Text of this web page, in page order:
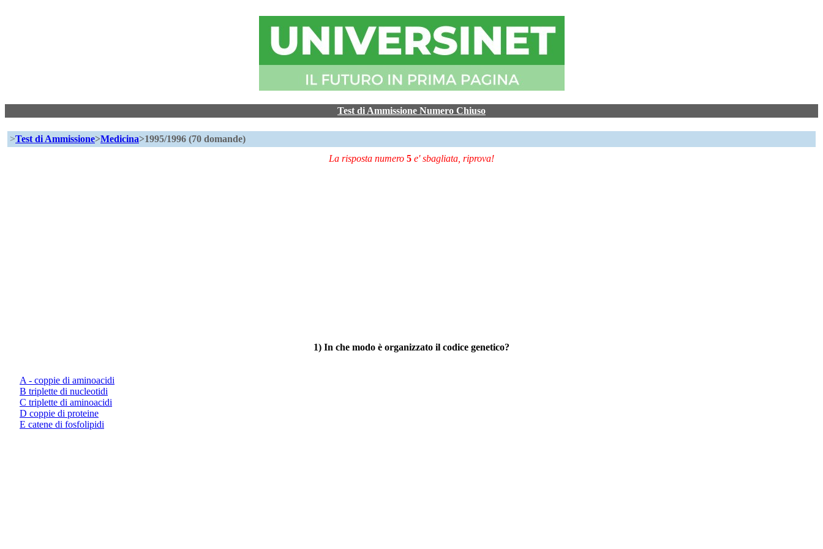
Test di Ammissione Numero Chiuso
>Test di Ammissione>Medicina>1995/1996 (70 domande)
La risposta numero 5 e' sbagliata, riprova!
1) In che modo è organizzato il codice genetico?
A - coppie di aminoacidi
B triplette di nucleotidi
C triplette di aminoacidi
D coppie di proteine
E catene di fosfolipidi